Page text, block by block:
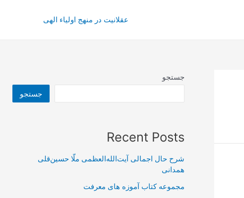
عقلانیت در منهج اولیاء الهی
جستجو
جستجو
Recent Posts
شرح حال اجمالی آیت‌الله‌العظمی ملّا حسین‌قلی
همدانی
مجموعه کتاب آموزه های معرفت